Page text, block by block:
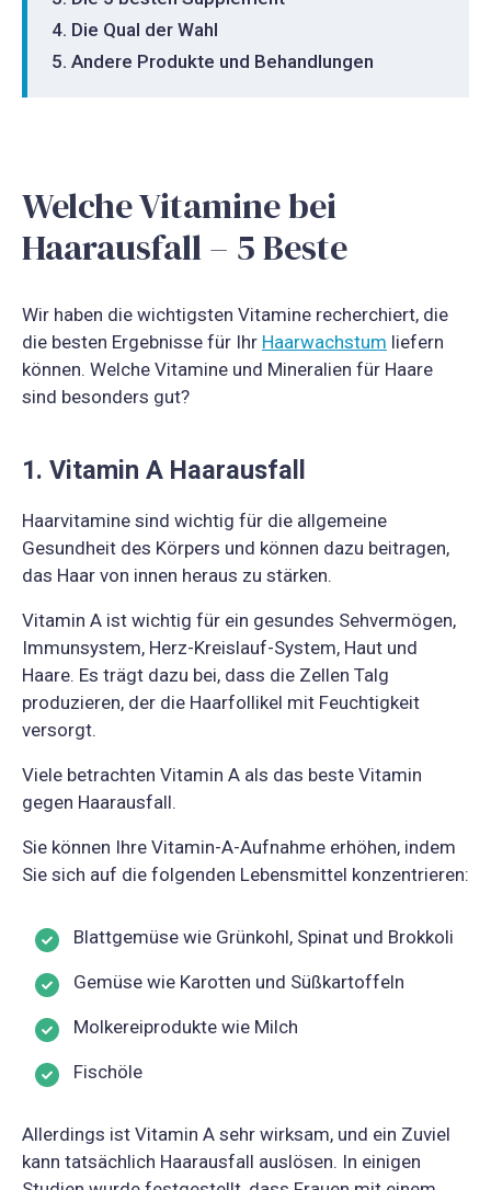
Die Qual der Wahl
Andere Produkte und Behandlungen
Welche Vitamine bei
Haarausfall – 5 Beste
Wir haben die wichtigsten Vitamine recherchiert, die
die besten Ergebnisse für Ihr Haarwachstum liefern
können. Welche Vitamine und Mineralien für Haare
sind besonders gut?
1. Vitamin A Haarausfall
Haarvitamine sind wichtig für die allgemeine
Gesundheit des Körpers und können dazu beitragen,
das Haar von innen heraus zu stärken.
Vitamin A ist wichtig für ein gesundes Sehvermögen,
Immunsystem, Herz-Kreislauf-System, Haut und
Haare. Es trägt dazu bei, dass die Zellen Talg
produzieren, der die Haarfollikel mit Feuchtigkeit
versorgt.
Viele betrachten Vitamin A als das beste Vitamin
gegen Haarausfall.
Sie können Ihre Vitamin-A-Aufnahme erhöhen, indem
Sie sich auf die folgenden Lebensmittel konzentrieren:
Blattgemüse wie Grünkohl, Spinat und Brokkoli
Gemüse wie Karotten und Süßkartoffeln
Molkereiprodukte wie Milch
Fischöle
Allerdings ist Vitamin A sehr wirksam, und ein Zuviel
kann tatsächlich Haarausfall auslösen. In einigen